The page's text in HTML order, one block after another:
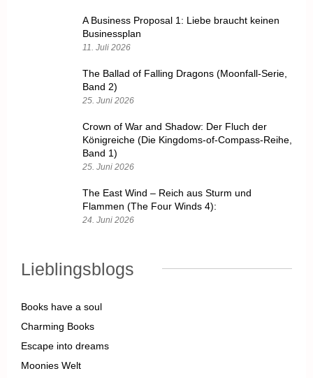
A Business Proposal 1: Liebe braucht keinen
Businessplan
11. Juli 2026
The Ballad of Falling Dragons (Moonfall-Serie,
Band 2)
25. Juni 2026
Crown of War and Shadow: Der Fluch der
Königreiche (Die Kingdoms-of-Compass-Reihe,
Band 1)
25. Juni 2026
The East Wind – Reich aus Sturm und
Flammen (The Four Winds 4):
24. Juni 2026
Lieblingsblogs
Books have a soul
Charming Books
Escape into dreams
Moonies Welt